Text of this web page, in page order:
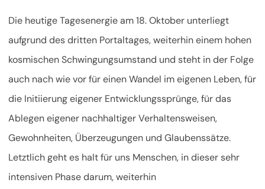
Die heutige Tagesenergie am 18. Oktober unterliegt
aufgrund des dritten Portaltages, weiterhin einem hohen
kosmischen Schwingungsumstand und steht in der Folge
auch nach wie vor für einen Wandel im eigenen Leben, für
die Initiierung eigener Entwicklungssprünge, für das
Ablegen eigener nachhaltiger Verhaltensweisen,
Gewohnheiten, Überzeugungen und Glaubenssätze.
Letztlich geht es halt für uns Menschen, in dieser sehr
intensiven Phase darum, weiterhin